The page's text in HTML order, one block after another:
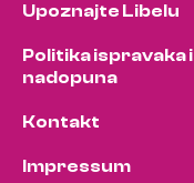
Upoznajte Libelu
Politika ispravaka i
nadopuna
Kontakt
Impressum